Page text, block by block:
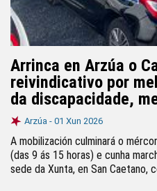
Arrinca en Arzúa o
reivindicativo por
da discapacidade,
Arzúa - 01 Xun 2026
A mobilización culminará o
(das 9 ás 15 horas) e cunha
sede da Xunta, en San Caetano,